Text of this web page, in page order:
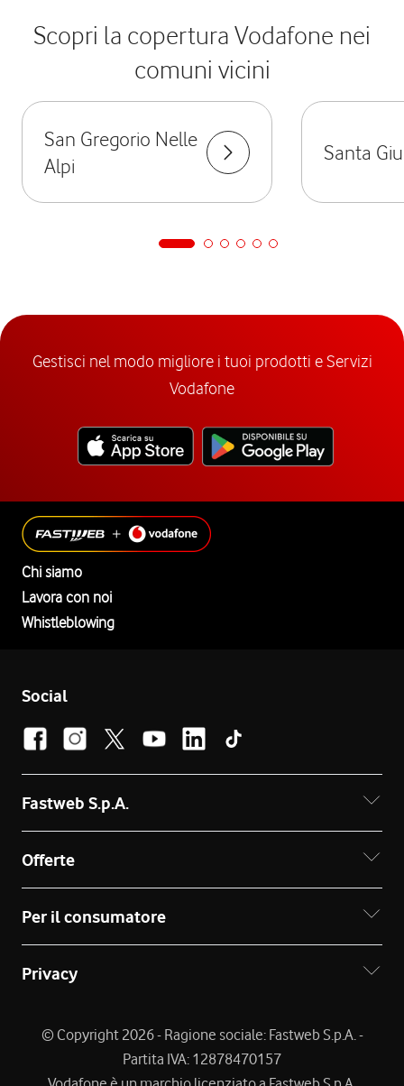
Scopri la copertura Vodafone nei
comuni vicini
San Gregorio Nelle
Alpi
Santa
Gestisci nel modo migliore i tuoi prodotti e Servizi
Vodafone
Chi siamo
Lavora con noi
Whistleblowing
Social
Fastweb S.p.A.
Offerte
Per il consumatore
Privacy
© Copyright 2026 - Ragione sociale: Fastweb S.p.A. -
Partita IVA: 12878470157